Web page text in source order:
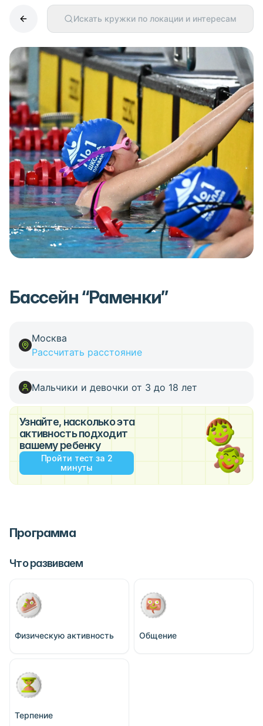
Искать кружки по локации и интересам
Бассейн “Раменки”
Москва
Рассчитать расстояние
Мальчики и девочки от 3 до 18 лет
Узнайте, насколько эта
активность подходит
вашему ребенку
Пройти тест за 2
минуты
Программа
Что развиваем
Физическую активность Общение
Терпение